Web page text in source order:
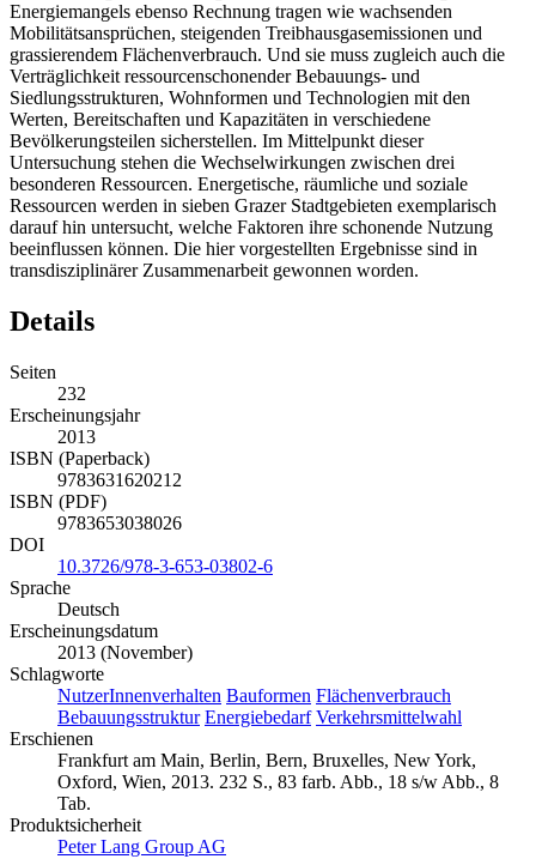
Energiemangels ebenso Rechnung tragen wie wachsenden
Mobilitätsansprüchen, steigenden Treibhausgasemissionen und
grassierendem Flächenverbrauch. Und sie muss zugleich auch die
Verträglichkeit ressourcenschonender Bebauungs- und
Siedlungsstrukturen, Wohnformen und Technologien mit den
Werten, Bereitschaften und Kapazitäten in verschiedene
Bevölkerungsteilen sicherstellen. Im Mittelpunkt dieser
Untersuchung stehen die Wechselwirkungen zwischen drei
besonderen Ressourcen. Energetische, räumliche und soziale
Ressourcen werden in sieben Grazer Stadtgebieten exemplarisch
darauf hin untersucht, welche Faktoren ihre schonende Nutzung
beeinflussen können. Die hier vorgestellten Ergebnisse sind in
transdisziplinärer Zusammenarbeit gewonnen worden.
Details
Seiten
232
Erscheinungsjahr
2013
ISBN (Paperback)
9783631620212
ISBN (PDF)
9783653038026
DOI
10.3726/978-3-653-03802-6
Sprache
Deutsch
Erscheinungsdatum
2013 (November)
Schlagworte
NutzerInnenverhalten Bauformen Flächenverbrauch
Bebauungsstruktur Energiebedarf Verkehrsmittelwahl
Erschienen
Frankfurt am Main, Berlin, Bern, Bruxelles, New York,
Oxford, Wien, 2013. 232 S., 83 farb. Abb., 18 s/w Abb., 8
Tab.
Produktsicherheit
Peter Lang Group AG